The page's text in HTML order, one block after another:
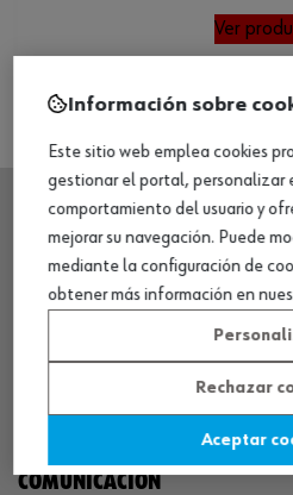
Ver
SEDE CENTRAL
CENTRO LOGÍSTICO / MUSEO
COMUNICACIÓN
Información sobre
Este sitio web emplea cookies
gestionar el portal, personalizar
comportamiento del usuario y
mejorar su navegación. Puede
mediante la configuración de
obtener más información en
Rechazar
Aceptar